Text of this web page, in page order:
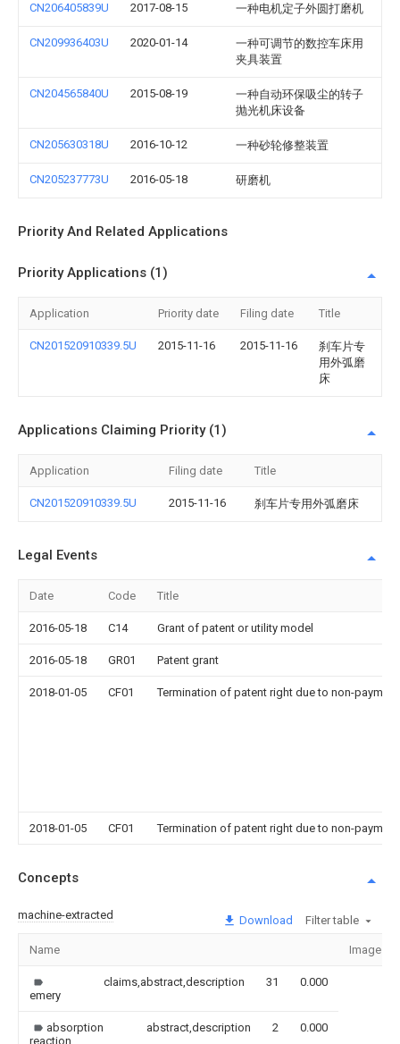
CN206405839U 2017-08-15 一种电机定子外圆打磨机
CN209936403U 2020-01-14
一种可调节的数控车床用
夹具装置
CN204565840U 2015-08-19
一种自动环保吸尘的转子
抛光机床设备
CN205630318U 2016-10-12 一种砂轮修整装置
CN205237773U 2016-05-18 研磨机
Priority And Related Applications
Priority Applications (1)
Application Priority date Filing date Title
CN201520910339.5U 2015-11-16 2015-11-16
刹车片专
用外弧磨
床
Applications Claiming Priority (1)
Application Filing date Title
CN201520910339.5U 2015-11-16 刹车片专用外弧磨床
Legal Events
Date Code Title
2016-05-18 C14 Grant of patent or utility model
2016-05-18 GR01 Patent grant
2018-01-05 CF01 Termination of patent right due to non-
2018-01-05 CF01 Termination of patent right due to non-
Concepts
machine-extracted Download Filter table
Name Image
emery
claims,abstract,description 31 0.000
absorption
reaction
abstract,description 2 0.000